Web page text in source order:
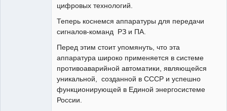
цифровых технологий.
Теперь коснемся аппаратуры для передачи
сигналов-команд РЗ и ПА.
Перед этим стоит упомянуть, что эта
аппаратура широко применяется в системе
противоаварийной автоматики, являющейся
уникальной, созданной в СССР и успешно
функционирующей в Единой энергосистеме
России.